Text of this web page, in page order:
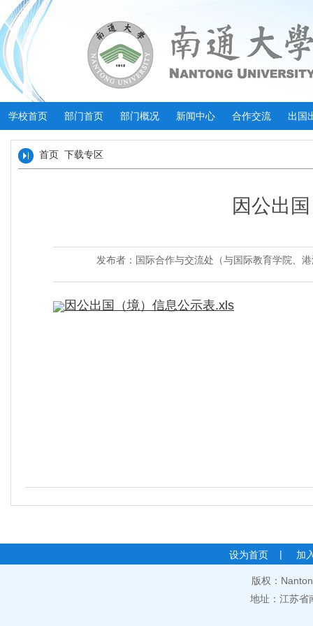
学校首页 部门首页 部门概况 新闻中心 合作交流 出国
首页 下载专区
因公出
发布者：国际合作与交流处（与国际教育学院、
因公出国（境）信息公示表.xls
设为首页 | 加
版权：
地址：江苏省